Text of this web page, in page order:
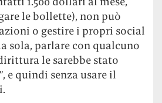
le bollette), non può
o gestire i propri social
sola, parlare con qualcuno
le sarebbe stato
e quindi senza usare il